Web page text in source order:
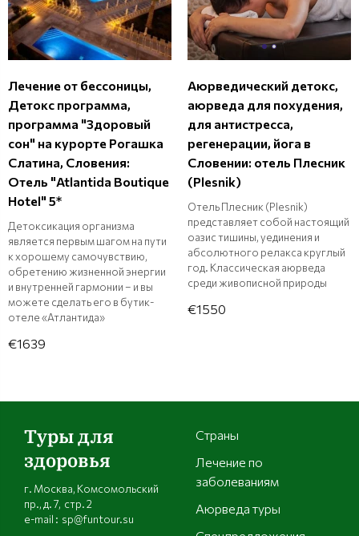
Лечение от бессоницы,
Детокс программа,
программа "Здоровый
сон" на курорте Рогашка
Слатина, Словения:
Отель "Atlantida Boutique
Hotel" 5*
Детоксикация организма
является первым шагом на пути
к хорошему самочувствию,
обретению жизненной энергии
и внутренней гармонии – и вы
можете сделать его в бутик-
отеле «Атлантида»
€1639
Аюрведический детокс,
аюрведа для похудения,
для антистресса,
регенерации, йога в
Словении: отель Плесник
(Plesnik)
Отель Плесник (Plesnik)
представляет собой настоящий
оазис тишины, уединения и
абсолютного релакса круглый
год. Классическая аюрведа
среди живописной природы
€1550
Туры для
здоровья
г. Москва, Комсомольский
пр., д. 7, стр. 2
e-mail : sp@funtour.su
Страны
Лечение по
заболеваниям
Аюрведа туры